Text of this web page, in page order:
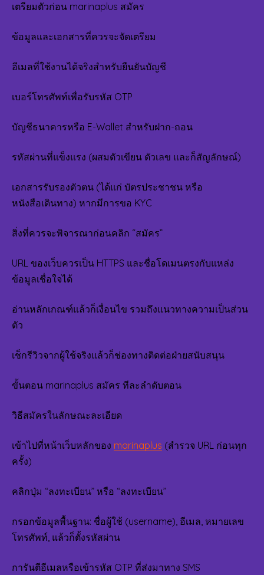
เตรียมตัวก่อน marinaplus สมัคร
ข้อมูลและเอกสารที่ควรจะจัดเตรียม
อีเมลที่ใช้งานได้จริงสำหรับยืนยันบัญชี
เบอร์โทรศัพท์เพื่อรับรหัส OTP
บัญชีธนาคารหรือ E-Wallet สำหรับฝาก-ถอน
รหัสผ่านที่แข็งแรง (ผสมตัวเขียน ตัวเลข และก็สัญลักษณ์)
เอกสารรับรองตัวตน (ได้แก่ บัตรประชาชน หรือ
หนังสือเดินทาง) หากมีการขอ KYC
สิ่งที่ควรจะพิจารณาก่อนคลิก “สมัคร”
URL ของเว็บควรเป็น HTTPS และชื่อโดเมนตรงกับแหล่ง
ข้อมูลเชื่อใจได้
อ่านหลักเกณฑ์แล้วก็เงื่อนไข รวมถึงแนวทางความเป็นส่วน
ตัว
เช็กรีวิวจากผู้ใช้จริงแล้วก็ช่องทางติดต่อฝ่ายสนับสนุน
ขั้นตอน marinaplus สมัคร ทีละลำดับตอน
วิธีสมัครในลักษณะละเอียด
เข้าไปที่หน้าเว็บหลักของ marinaplus (สำรวจ URL ก่อนทุก
ครั้ง)
คลิกปุ่ม “ลงทะเบียน” หรือ “ลงทะเบียน”
กรอกข้อมูลพื้นฐาน: ชื่อผู้ใช้ (username), อีเมล, หมายเลข
โทรศัพท์, แล้วก็ตั้งรหัสผ่าน
การันตีอีเมลหรือเข้ารหัส OTP ที่ส่งมาทาง SMS